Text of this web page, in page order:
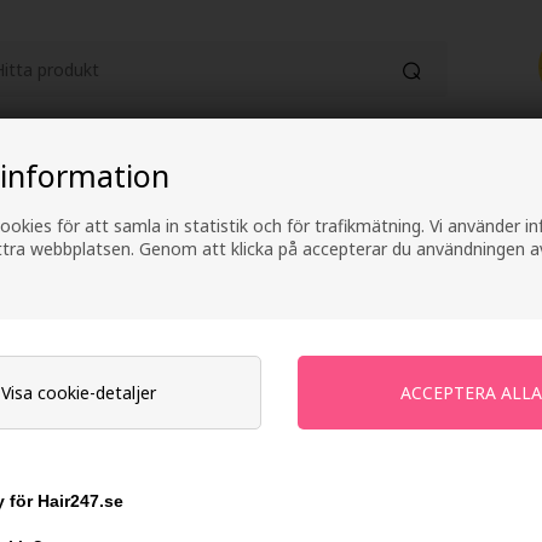
för att samla in statistik och för trafikmätning. Vi använder
webbplatsen. Genom att klicka på accepterar du användningen
Visa cookie-detaljer
för Hair247.se
HUDVÅRD
Fri frakt vid köp över 499 kr 2-4 arbetsdagars
Kerastase